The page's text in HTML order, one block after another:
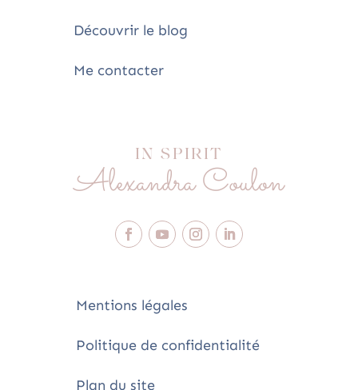
Découvrir le blog
Me contacter
IN SPIRIT
Alexandra Coulon
Mentions légales
Politique de confidentialité
Plan du site